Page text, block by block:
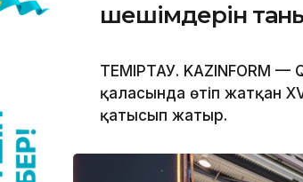
шешімдерін
ТЕМIРТАУ. KAZINFORM —
қаласында өтіп жатқан
қатысып жатыр.